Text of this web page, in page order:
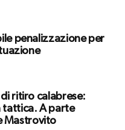
penalizzazione per
ritiro calabrese:
tattica. A parte
Mastrovito